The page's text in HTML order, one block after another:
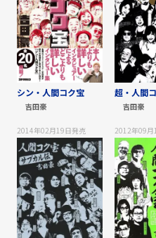
シン・人間コク宝
吉田豪
超・人間
吉田豪
2014年02月19日発売 2012年09月